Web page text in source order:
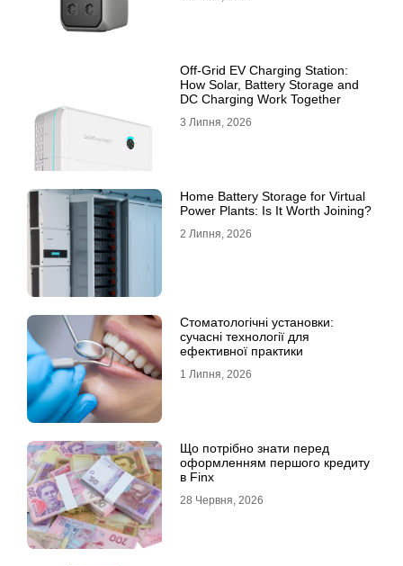
Off-Grid EV Charging Station:
How Solar, Battery Storage and
DC Charging Work Together
3 Липня, 2026
Home Battery Storage for Virtual
Power Plants: Is It Worth Joining?
2 Липня, 2026
Стоматологічні установки:
сучасні технології для
ефективної практики
1 Липня, 2026
Що потрібно знати перед
оформленням першого кредиту
в Finx
28 Червня, 2026